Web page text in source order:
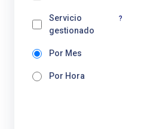
Servicio
gestionado
?
Por Mes
Por Hora